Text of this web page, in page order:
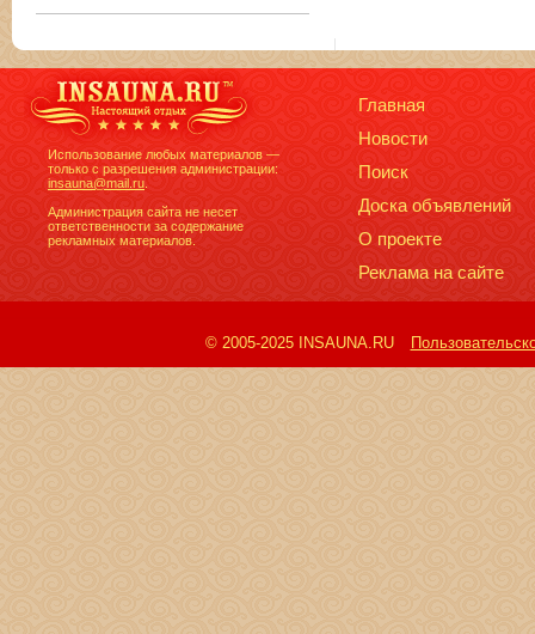
Использование любых материалов —
только с разрешения администрации:
insauna@mail.ru
Администрация сайта не несет
ответственности за содержание
рекламных материалов.
Главная
Новости
Поиск
Доска объявлений
О проекте
Реклама на сайте
© 2005-2025 INSAUNA.RU